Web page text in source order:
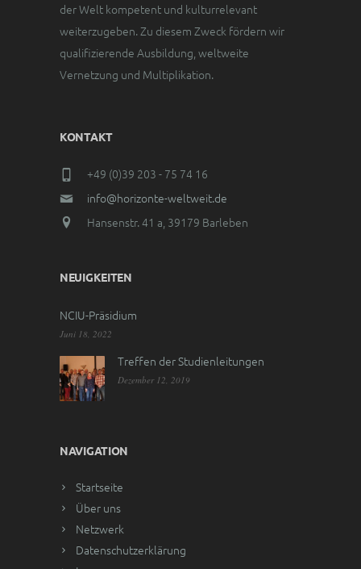
der Welt kompetent und kulturrelevant
weiterzugeben. Zu diesem Zweck fördern wir
qualifizierende Ausbildung, weltweite
Vernetzung und Multiplikation.
KONTAKT
+49 (0)39 203 - 75 74 16
info@horizonte-weltweit.de
Hansenstr. 41 a, 39179 Barleben
NEUIGKEITEN
NCIU-Präsidium
Juni 18, 2022
Treffen der Studienleitungen
Dezember 12, 2019
NAVIGATION
Startseite
Über uns
Netzwerk
Datenschutzerklärung